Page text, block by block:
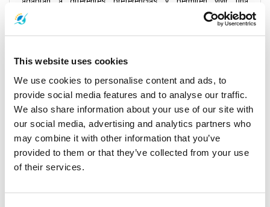
This website uses cookies
We use cookies to personalise content and ads, to
provide social media features and to analyse our traffic.
We also share information about your use of our site with
our social media, advertising and analytics partners who
may combine it with other information that you’ve
provided to them or that they’ve collected from your use
of their services.
experiencia de viaje a medida a través del esplendor del mar de
Andamán.
Detalles de la salida:
Co.,Ltd., ofrece un horario de salida diario desde el
Rassadahasta el muelle deNopparat Thara . Esta ruta no es sólo
un medio de transporte; es un viaje panorámico que merece la
pena sólo por las vistas.